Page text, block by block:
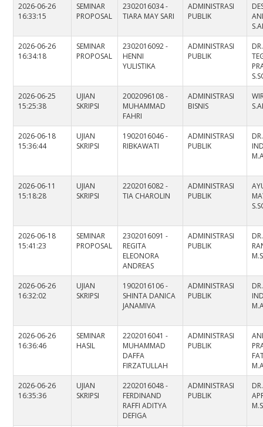
2026-06-26
16:33:15
SEMINAR
PROPOSAL
2302016034 -
TIARA MAY SARI
ADMINISTRASI
PUBLIK
2026-06-26
16:34:18
SEMINAR
PROPOSAL
2302016092 -
HENNI
YULISTIKA
ADMINISTRASI
PUBLIK
2026-06-25
15:25:38
UJIAN
SKRIPSI
2002096108 -
MUHAMMAD
FAHRI
ADMINISTRASI
BISNIS
2026-06-18
15:36:44
UJIAN
SKRIPSI
1902016046 -
RIBKAWATI
ADMINISTRASI
PUBLIK
2026-06-11
15:18:28
UJIAN
SKRIPSI
2202016082 -
TIA CHAROLIN
ADMINISTRASI
PUBLIK
2026-06-18
15:41:23
SEMINAR
PROPOSAL
2302016091 -
REGITA
ELEONORA
ANDREAS
ADMINISTRASI
PUBLIK
2026-06-26
16:32:02
UJIAN
SKRIPSI
1902016106 -
SHINTA DANICA
JANAMIVA
ADMINISTRASI
PUBLIK
2026-06-26
16:36:46
SEMINAR
HASIL
2202016041 -
MUHAMMAD
DAFFA
FIRZATULLAH
ADMINISTRASI
PUBLIK
2026-06-26
16:35:36
UJIAN
SKRIPSI
2202016048 -
FERDINAND
RAFFI ADITYA
DEFIGA
ADMINISTRASI
PUBLIK